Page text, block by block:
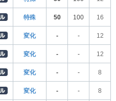
特殊 50 100 16
変化 - - 12
変化 - - 12
変化 - - 8
変化 - - 8